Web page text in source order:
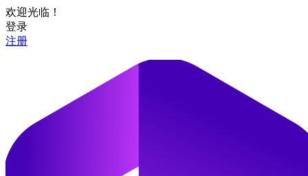
欢迎光临！
登录
注册